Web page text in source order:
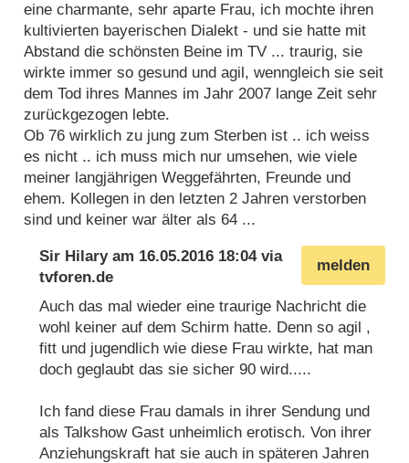
eine charmante, sehr aparte Frau, ich mochte ihren
kultivierten bayerischen Dialekt - und sie hatte mit
Abstand die schönsten Beine im TV ... traurig, sie
wirkte immer so gesund und agil, wenngleich sie seit
dem Tod ihres Mannes im Jahr 2007 lange Zeit sehr
zurückgezogen lebte.
Ob 76 wirklich zu jung zum Sterben ist .. ich weiss
es nicht .. ich muss mich nur umsehen, wie viele
meiner langjährigen Weggefährten, Freunde und
ehem. Kollegen in den letzten 2 Jahren verstorben
sind und keiner war älter als 64 ...
melden
Sir Hilaryam 16.05.2016 18:04via
tvforen.de
Auch das mal wieder eine traurige Nachricht die
wohl keiner auf dem Schirm hatte. Denn so agil ,
fitt und jugendlich wie diese Frau wirkte, hat man
doch geglaubt das sie sicher 90 wird.....
Ich fand diese Frau damals in ihrer Sendung und
als Talkshow Gast unheimlich erotisch. Von ihrer
Anziehungskraft hat sie auch in späteren Jahren